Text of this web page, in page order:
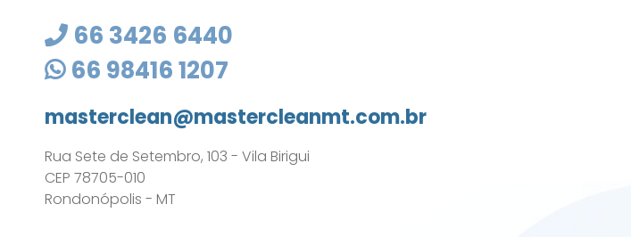
66 3426 6440
66 98416 1207
masterclean@mastercleanmt.com.br
Rua Sete de Setembro, 103 - Vila Birigui
CEP 78705-010
Rondonópolis - MT